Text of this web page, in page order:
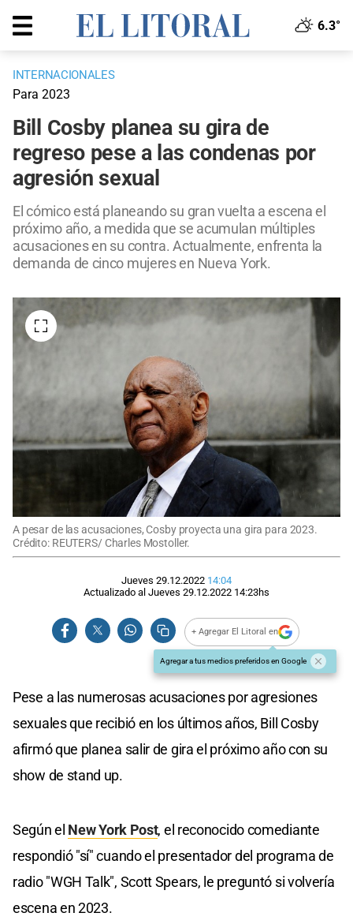
6.3°
INTERNACIONALES
Para 2023
Bill Cosby planea su gira de
regreso pese a las condenas por
agresión sexual
El cómico está planeando su gran vuelta a escena el
próximo año, a medida que se acumulan múltiples
acusaciones en su contra. Actualmente, enfrenta la
demanda de cinco mujeres en Nueva York.
A pesar de las acusaciones, Cosby proyecta una gira para 2023.
Crédito: REUTERS/ Charles Mostoller.
Jueves 29.12.2022 14:04
Actualizado al Jueves 29.12.2022 14:23hs
+ Agregar El Litoral en
Agregar a tus medios preferidos en Google
Pese a las numerosas acusaciones por agresiones
sexuales que recibió en los últimos años, Bill Cosby
afirmó que planea salir de gira el próximo año con su
show de stand up.
Según el New York Post, el reconocido comediante
respondió "sí" cuando el presentador del programa de
radio "WGH Talk", Scott Spears, le preguntó si volvería
escena en 2023.